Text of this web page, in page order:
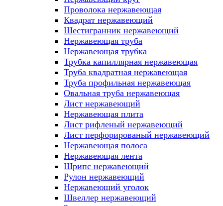
Проволока нержавеющая
Квадрат нержавеющий
Шестигранник нержавеющий
Нержавеющая труба
Нержавеющая трубка
Трубка капиллярная нержавеющая
Труба квадратная нержавеющая
Труба профильная нержавеющая
Овальная труба нержавеющая
Лист нержавеющий
Нержавеющая плита
Лист рифленый нержавеющий
Лист перфорированый нержавеющий
Нержавеющая полоса
Нержавеющая лента
Шрипс нержавеющий
Рулон нержавеющий
Нержавеющий уголок
Швеллер нержавеющий